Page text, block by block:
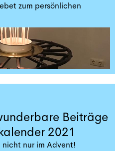
zum persönlichen
Beiträge
2021
nicht nur im Advent!